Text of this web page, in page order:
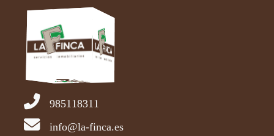
985118311
info@la-finca.es